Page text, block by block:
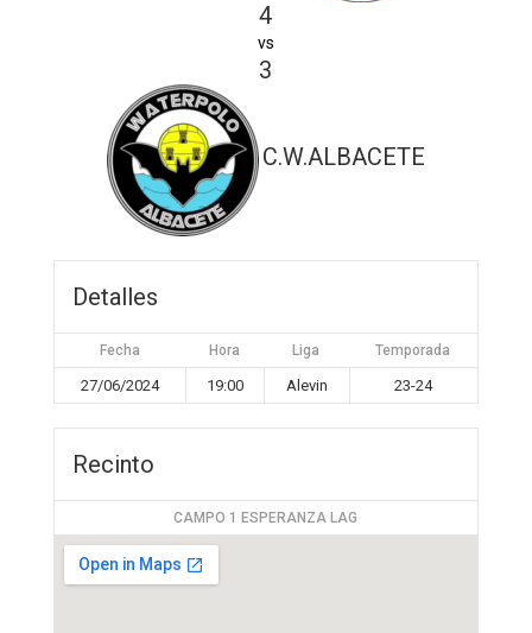
4
vs
3
C.W.ALBACETE
Detalles
Fecha Hora Liga Temporada
27/06/2024 19:00 Alevin 23-24
Recinto
CAMPO 1 ESPERANZA LAG